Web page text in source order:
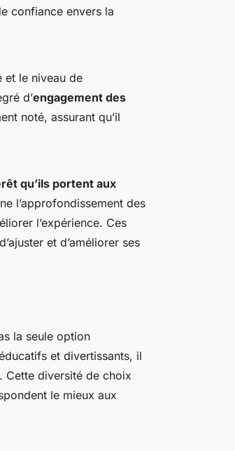
confiance envers la
et le niveau de
d’engagement des
noté, assurant qu’il
qu’ils portent aux
l’approfondissement des
l’expérience. Ces
et d’améliorer ses
la seule option
et divertissants, il
. Cette diversité de choix
le mieux aux